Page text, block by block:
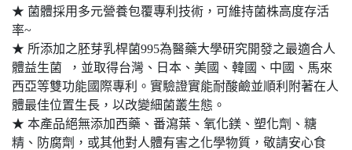
★ 菌體採用多元營養包覆專利技術，可維持菌株高度存活
率~
★ 所添加之胚芽乳桿菌995為醫藥大學研究開發之最適合人
體益生菌 ，並取得台灣、日本、美國、韓國、中國、馬來
西亞等雙功能國際專利。實驗證實能耐酸鹼並順利附著在人
體最佳位置生長，以改變細菌叢生態。
★ 本產品絕無添加西藥、番瀉葉、氧化鎂、塑化劑、糖
精、防腐劑，或其他對人體有害之化學物質，敬請安心食